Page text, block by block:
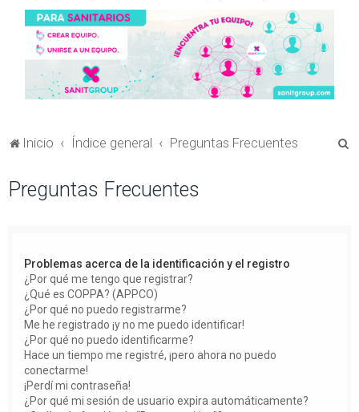
Inicio Índice general Preguntas Frecuentes
Preguntas Frecuentes
Problemas acerca de la identificación y el registro
¿Por qué me tengo que registrar?
¿Qué es COPPA? (APPCO)
¿Por qué no puedo registrarme?
Me he registrado ¡y no me puedo identificar!
¿Por qué no puedo identificarme?
Hace un tiempo me registré, ¡pero ahora no puedo
conectarme!
¡Perdí mi contraseña!
¿Por qué mi sesión de usuario expira automáticamente?